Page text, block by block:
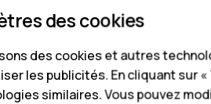
Avez-
Oui
des cookies
des cookies et autres
les publicités. En cliquant sur
similaires. Vous pouvez